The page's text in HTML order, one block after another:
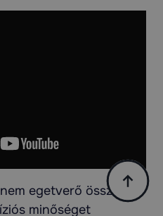
egetverő összegek,
minőséget